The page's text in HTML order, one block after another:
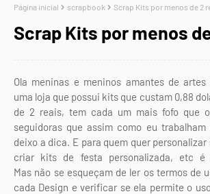
Página inicial scrapbook Scrap Kits por menos de 2
Scrap Kits por menos
Ola meninas e meninos amantes de
uma loja que possui kits que custam 0,88
de 2 reais, tem cada um mais fofo que
seguidoras que assim como eu
deixo a dica. E para quem quer
criar kits de festa personalizada, etc é
Mas não se esqueçam de ler os termos de
cada Design e verificar se ela permite o